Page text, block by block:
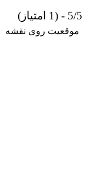
5/5 - (1 امتیاز)
موقعیت روی نقشه